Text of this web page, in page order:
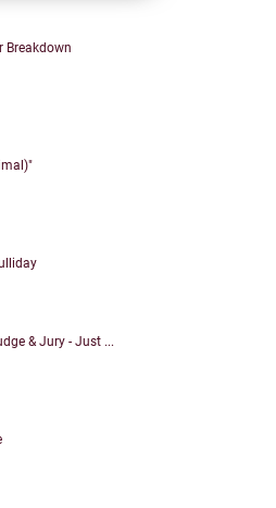
Breakdown
& Jury - Just ...